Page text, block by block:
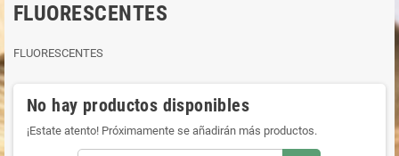
FLUORESCENTES
FLUORESCENTES
No hay productos disponibles
¡Estate atento! Próximamente se añadirán más productos.